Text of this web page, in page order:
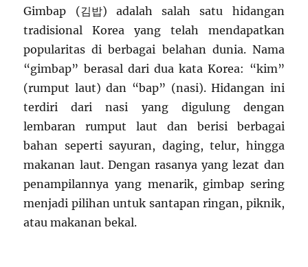
Gimbap (김밥) adalah salah satu hidangan
tradisional Korea yang telah mendapatkan
popularitas di berbagai belahan dunia. Nama
“gimbap” berasal dari dua kata Korea: “kim”
(rumput laut) dan “bap” (nasi). Hidangan ini
terdiri dari nasi yang digulung dengan
lembaran rumput laut dan berisi berbagai
bahan seperti sayuran, daging, telur, hingga
makanan laut. Dengan rasanya yang lezat dan
penampilannya yang menarik, gimbap sering
menjadi pilihan untuk santapan ringan, piknik,
atau makanan bekal.